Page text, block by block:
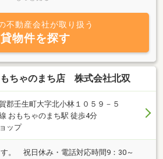
力で、お客様のご希望に沿った物件の紹
対してスピーディにお答えさせていただ
、定休日もご予約可能となっておりま
不動産会社が取り扱う
物件を探す
ちゃのまち店 株式会社北双
郡壬生町大字北小林１０５９－５
おもちゃのまち駅 徒歩4分
ップ
。 祝日休み・電話対応時間9：30～